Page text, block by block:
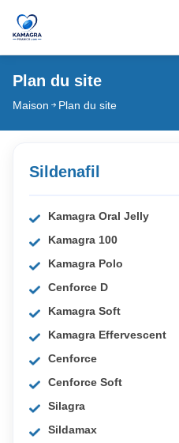
Plan du site
Maison Plan du site
Sildenafil
Kamagra Oral Jelly
Kamagra 100
Kamagra Polo
Cenforce D
Kamagra Soft
Kamagra Effervescent
Cenforce
Cenforce Soft
Silagra
Sildamax